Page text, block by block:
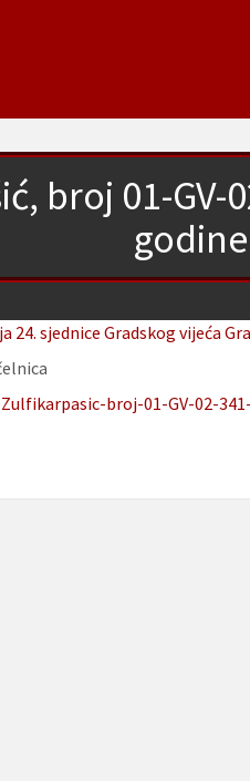
broj 01-GV-
godine
24. sjednice Gradskog vijeća
broj-01-GV-02-